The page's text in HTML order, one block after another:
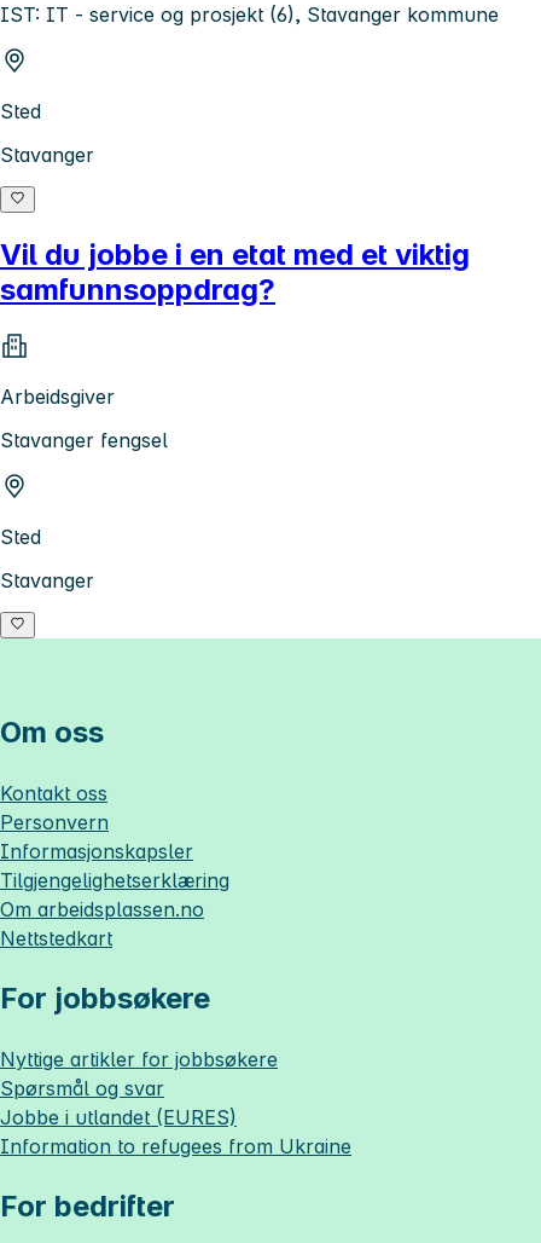
IST: IT - service og prosjekt (6), Stavanger kommune
Sted
Stavanger
Vil du jobbe i en etat med et viktig
samfunnsoppdrag?
Arbeidsgiver
Stavanger fengsel
Sted
Stavanger
Om oss
Kontakt oss
Personvern
Informasjonskapsler
Tilgjengelighetserklæring
Om arbeidsplassen.no
Nettstedkart
For jobbsøkere
Nyttige artikler for jobbsøkere
Spørsmål og svar
Jobbe i utlandet (EURES)
Information to refugees from Ukraine
For bedrifter